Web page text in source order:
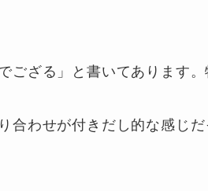
ざる」と書いてあります。
合わせが付きだし的な感じ